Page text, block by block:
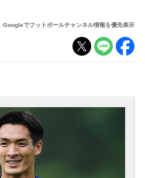
Googleでフットボールチャンネル情報を優先表示